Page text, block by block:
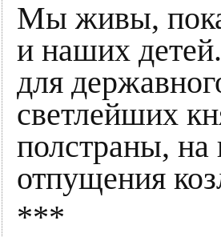
Мы живы, пока
и наших
для
светлейших
полстраны, на
отпущения
***